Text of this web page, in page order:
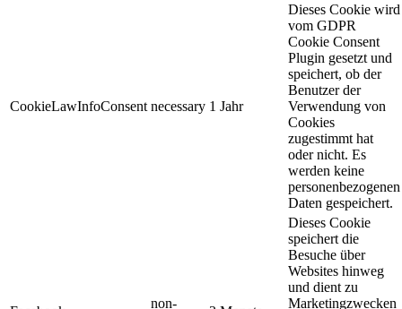
CookieLawInfoConsent necessary 1 Jahr
Dieses Cookie wird
vom GDPR
Cookie Consent
Plugin gesetzt und
speichert, ob der
Benutzer der
Verwendung von
Cookies
zugestimmt hat
oder nicht. Es
werden keine
personenbezogenen
Daten gespeichert.
non-
Dieses Cookie
speichert die
Besuche über
Websites hinweg
und dient zu
Marketingzwecken